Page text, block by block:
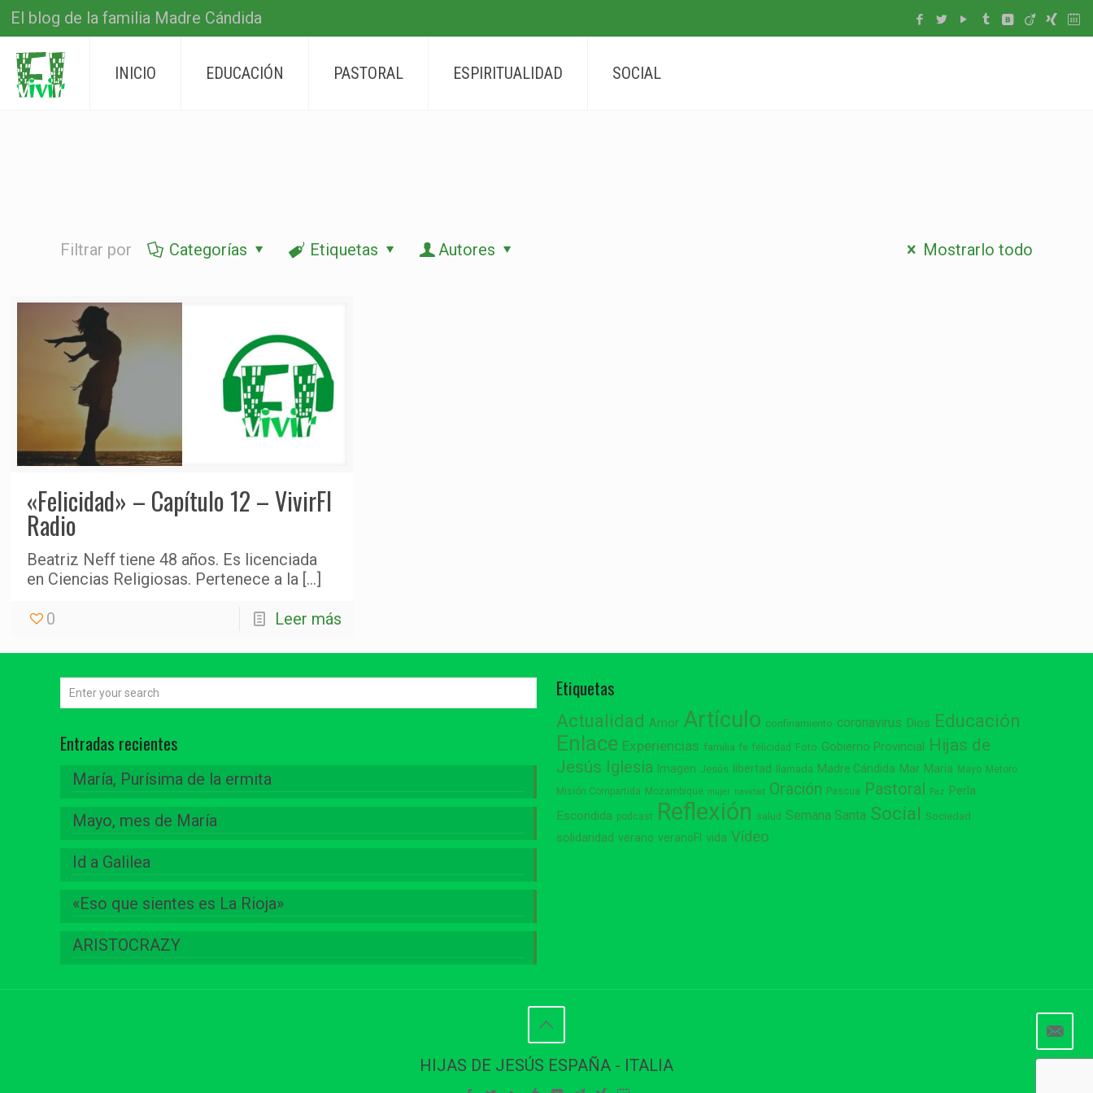
El blog de la familia Madre Cándida
INICIO EDUCACIÓN PASTORAL ESPIRITUALIDAD SOCIAL
Filtrar por Categorías Etiquetas Autores Mostrarlo todo
«Felicidad» – Capítulo 12 – VivirFI
Radio
Beatriz Neff tiene 48 años. Es licenciada
en Ciencias Religiosas. Pertenece a la […]
0 Leer más
Entradas recientes
María, Purísima de la ermita
Mayo, mes de María
Id a Galilea
«Eso que sientes es La Rioja»
ARISTOCRAZY
Etiquetas
Actualidad Amor Artículo confinamiento coronavirus Dios Educación
Enlace Experiencias familia fe felicidad Foto Gobierno Provincial
Hijas de
Jesús Iglesia Imagen Jesús libertad llamada Madre Cándida Mar María Mayo Metoro
Misión Compartida Mozambique mujer navidad Oración Pascua Pastoral Paz Perla
Escondida podcast Reflexión salud Semana Santa Social Sociedad
solidaridad verano veranoFI vida Vídeo
HIJAS DE JESÚS ESPAÑA - ITALIA